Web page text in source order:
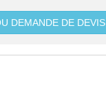
DEMANDE DE DEVIS